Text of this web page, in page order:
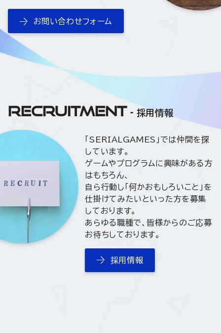
お問い合わせフォーム
RECRUITMENT 採用情報
「SERIALGAMES」では仲間を探
しています。
ゲームやプログラムに興味がある方
はもちろん、
自ら行動し「何かおもしろいこと」を
仕掛けてみたいといった方を募集
しております。
あらゆる職種で、皆様からのご応募
お待ちしております。
採用情報